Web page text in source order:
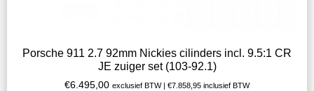
Porsche 911 2.7 92mm Nickies cilinders incl. 9.5:1 CR
JE zuiger set (103-92.1)
€6.495,00 exclusief BTW | €7.858,95 inclusief BTW